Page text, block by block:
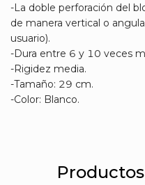
-La doble perforación del
de manera vertical o
usuario).
-Dura entre 6 y 10 veces
-Rigidez media.
-Tamaño: 29 cm.
-Color: Blanco.